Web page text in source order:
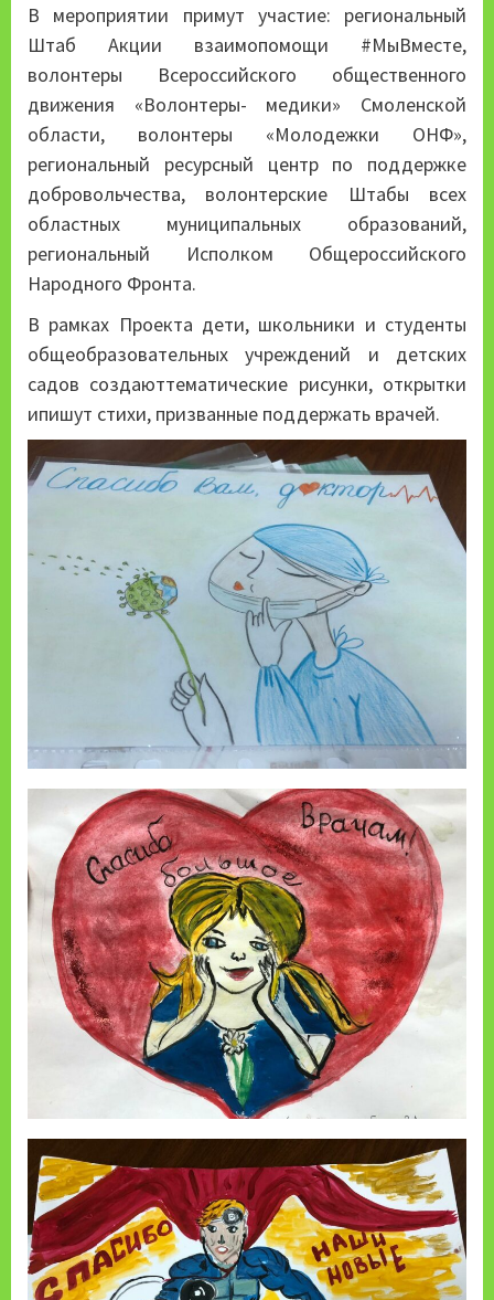
В мероприятии примут участие: региональный
Штаб Акции взаимопомощи #МыВместе,
волонтеры Всероссийского общественного
движения «Волонтеры- медики» Смоленской
области, волонтеры «Молодежки ОНФ»,
региональный ресурсный центр по поддержке
добровольчества, волонтерские Штабы всех
областных муниципальных образований,
региональный Исполком Общероссийского
Народного Фронта.
В рамках Проекта дети, школьники и студенты
общеобразовательных учреждений и детских
садов создаюттематические рисунки, открытки
ипишут стихи, призванные поддержать врачей.